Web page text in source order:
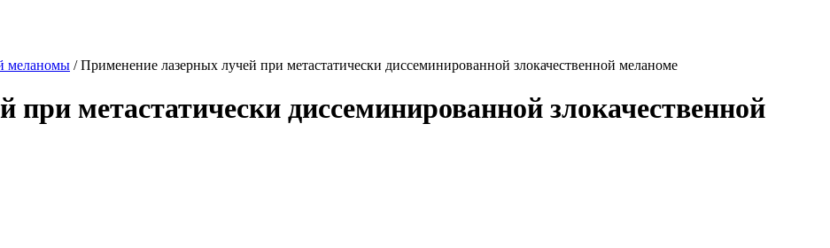
меланомы /Применение лазерных лучей при метастатически диссеминированной злокачественной меланоме
метастатически диссеминированной злокачественной